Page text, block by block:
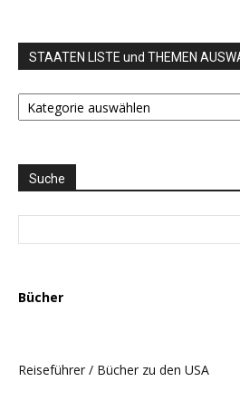
STAATEN LISTE und THEMEN
STAATEN
LISTE
AUSWAHL
Suche
Bücher
Reiseführer / Bücher zu den USA